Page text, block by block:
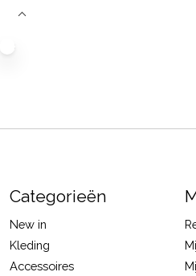
Categorieën
New in
Kleding
Accessoires